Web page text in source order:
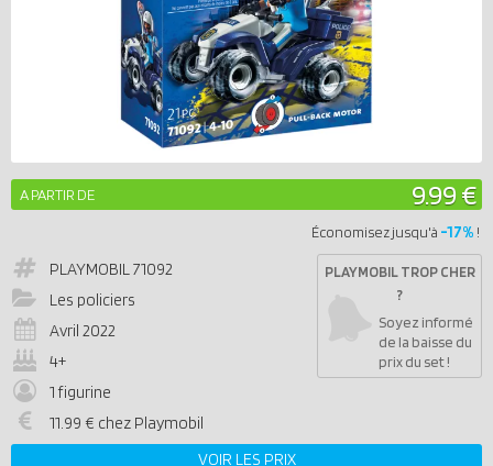
A PARTIR DE 9.99 €
Économisez jusqu'à -17% !
PLAYMOBIL71092
Les policiers
Avril 2022
4+
1 figurine
11.99 € chez Playmobil
PLAYMOBIL TROP CHER
?
Soyez informé
de la baisse du
prix du set !
VOIR LES PRIX